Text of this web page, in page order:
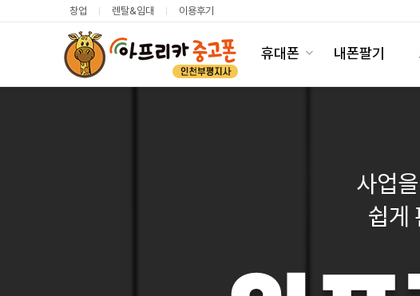
창업 렌탈&임대 이용후기
휴대폰 내폰팔기